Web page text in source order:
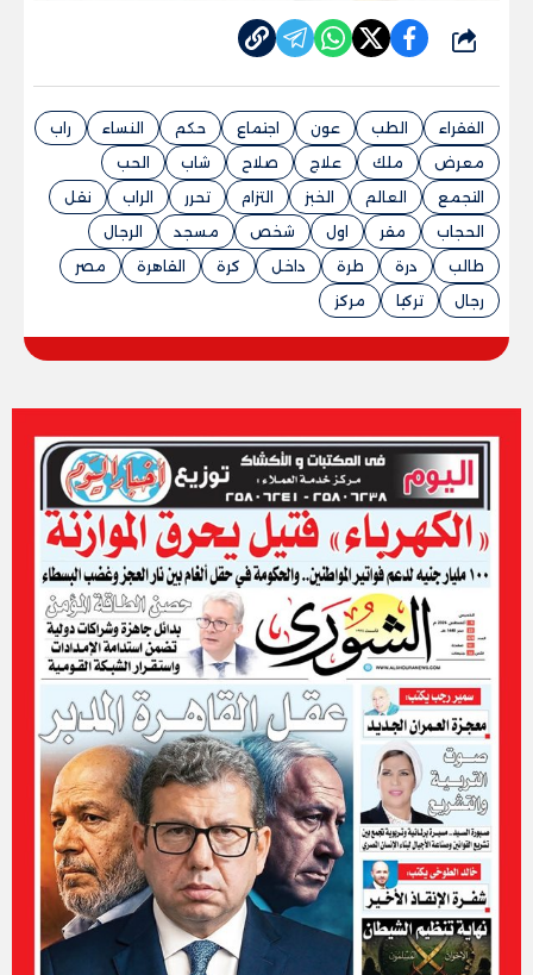
شارك
الفقراء الطب عون اجتماع حكم النساء
راب
معرض
ملك علاج صلاح شاب
الحب
التجمع
العالم الخبز التزام تحرر الراب
نقل
الحجاب
مقر اول شخص مسجد
الرجال
طالب
درة طرة داخل كرة القاهرة
مصر
رجال
تركيا مركز